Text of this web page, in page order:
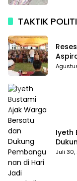
TAKTIK
Iyeth
Juli